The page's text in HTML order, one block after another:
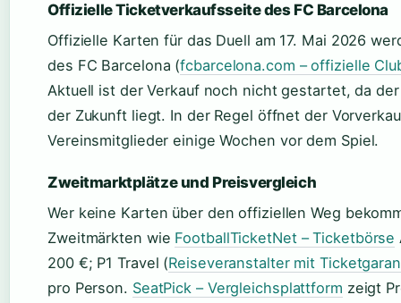
Offizielle Ticketverkaufsseite des FC Barcelona
Offizielle Karten für das Duell am 17. Mai 2026
des FC Barcelona (fcbarcelona.com – offizielle
Aktuell ist der Verkauf noch nicht gestartet, da
der Zukunft liegt. In der Regel öffnet der
Vereinsmitglieder einige Wochen vor dem Spiel.
Zweitmarktplätze und Preisvergleich
Wer keine Karten über den offiziellen Weg
Zweitmärkten wie FootballTicketNet – Ticketbörse
200 €; P1 Travel (Reiseveranstalter mit
pro Person. SeatPick – Vergleichsplattform zeigt